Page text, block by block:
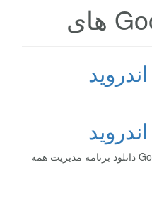
Google Photos v1.22.0.124168645 دانلود برنامه مدیریت همه